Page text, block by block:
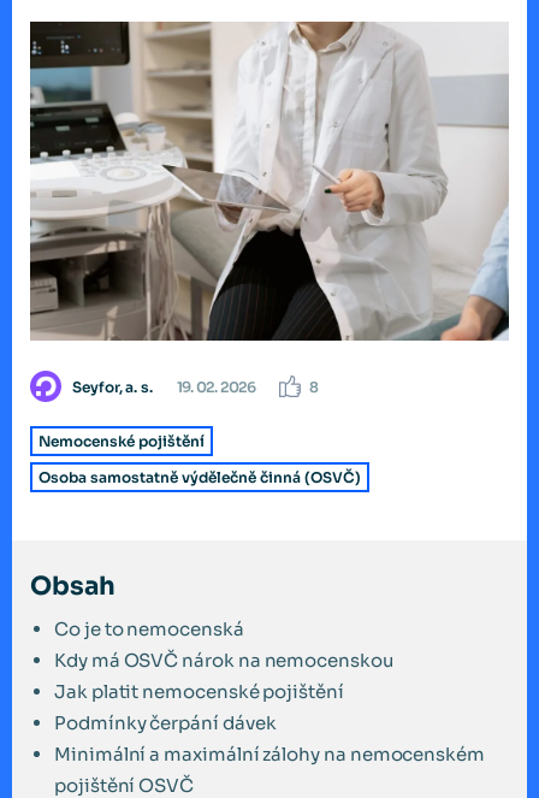
Seyfor, a. s. 19. 02. 2026 8
Nemocenské pojištění
Osoba samostatně výdělečně činná (OSVČ)
Obsah
Co je to nemocenská
Kdy má OSVČ nárok na nemocenskou
Jak platit nemocenské pojištění
Podmínky čerpání dávek
Minimální a maximální zálohy na nemocenském
pojištění OSVČ